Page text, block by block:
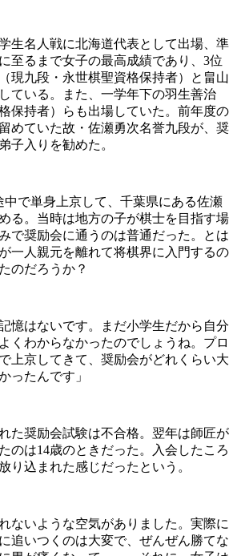
生名人戦に北海道代表として出場、準
至るまで女子の最高成績であり、3位
現九段・永世棋聖資格保持者）と畠山
ている。また、一学年下の羽生善治
保持者）らも出場していた。前年度の
めていた故・佐瀬勇次名誉九段が、奨
子入りを勧めた。
で単身上京して、千葉県にある佐瀬
る。当時は地方の子が棋士を目指す場
で奨励会に通うのは普通だった。とは
一人親元を離れて将棋界に入門するの
のだろうか？
憶はないです。まだ小学生だから自分
くわからなかったのでしょうね。プロ
上京してきて、奨励会がどれくらい大
ったんです」
た奨励会試験は不合格。翌年は師匠が
のは14歳のときだった。入会したころ
り込まれた感じだったという。
ないような空気がありました。実際に
追いつくのは大変で、ぜんぜん勝てな